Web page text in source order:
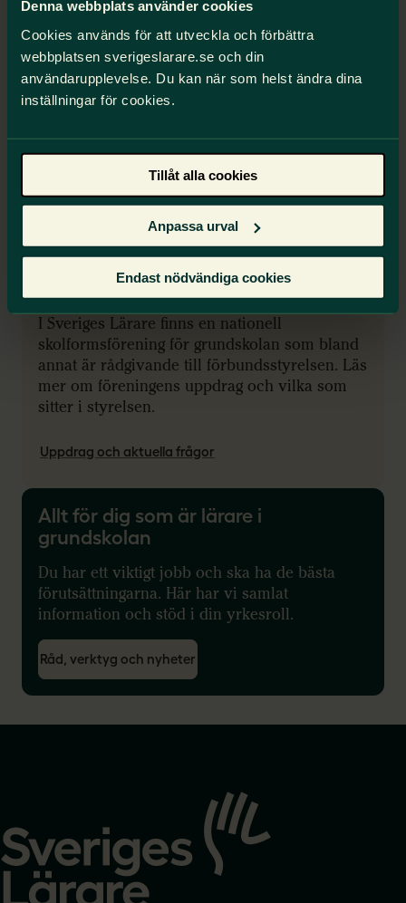
Denna webbplats använder cookies
Cookies används för att utveckla och förbättra
webbplatsen sverigeslarare.se och din
användarupplevelse. Du kan när som helst ändra dina
inställningar för cookies.
Tillåt alla cookies
Anpassa urval
Endast nödvändiga cookies
Lärares, speciallärares och specialpedagogers
gemensamma professionella bedömningar av
elevers stödbehov ska ges avgörande betydelse i
hur stödarbetet sker i grundskolan.
Se gärna filmen från webbinariet där politiken för grundskolan
Frågor som rör grundskolan
grundskolan
I Sveriges Lärare finns en nationell
skolformsförening för grundskolan som bland
annat är rådgivande till förbundsstyrelsen. Läs
mer om föreningens uppdrag och vilka som
sitter i styrelsen.
Uppdrag och aktuella frågor
Allt för dig som är lärare i
grundskolan
Du har ett viktigt jobb och ska ha de bästa
förutsättningarna. Här har vi samlat
information och stöd i din yrkesroll.
Råd, verktyg och nyheter
startsidan